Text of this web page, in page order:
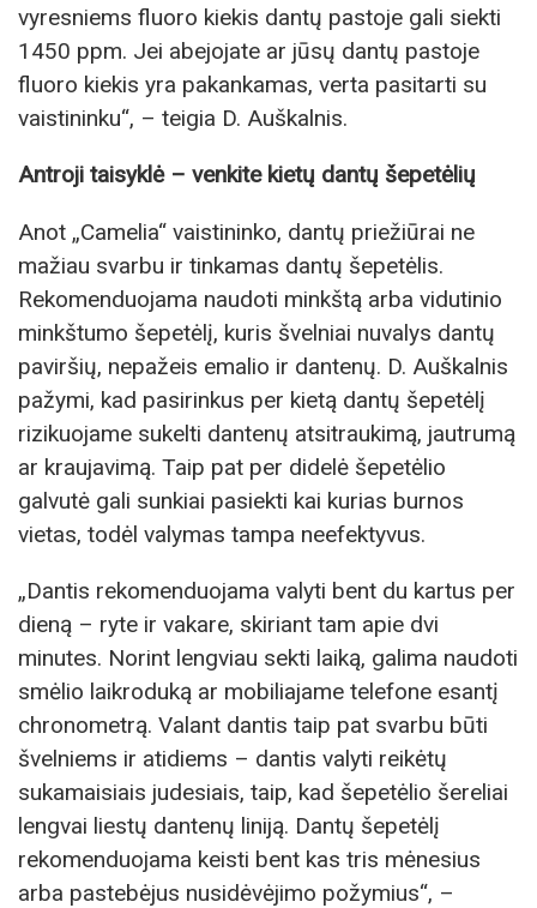
vyresniems fluoro kiekis dantų pastoje gali siekti
1450 ppm. Jei abejojate ar jūsų dantų pastoje
fluoro kiekis yra pakankamas, verta pasitarti su
vaistininku“, – teigia D. Auškalnis.
Antroji taisyklė – venkite kietų dantų šepetėlių
Anot „Camelia“ vaistininko, dantų priežiūrai ne
mažiau svarbu ir tinkamas dantų šepetėlis.
Rekomenduojama naudoti minkštą arba vidutinio
minkštumo šepetėlį, kuris švelniai nuvalys dantų
paviršių, nepažeis emalio ir dantenų. D. Auškalnis
pažymi, kad pasirinkus per kietą dantų šepetėlį
rizikuojame sukelti dantenų atsitraukimą, jautrumą
ar kraujavimą. Taip pat per didelė šepetėlio
galvutė gali sunkiai pasiekti kai kurias burnos
vietas, todėl valymas tampa neefektyvus.
„Dantis rekomenduojama valyti bent du kartus per
dieną – ryte ir vakare, skiriant tam apie dvi
minutes. Norint lengviau sekti laiką, galima naudoti
smėlio laikroduką ar mobiliajame telefone esantį
chronometrą. Valant dantis taip pat svarbu būti
švelniems ir atidiems – dantis valyti reikėtų
sukamaisiais judesiais, taip, kad šepetėlio šereliai
lengvai liestų dantenų liniją. Dantų šepetėlį
rekomenduojama keisti bent kas tris mėnesius
arba pastebėjus nusidėvėjimo požymius“, –